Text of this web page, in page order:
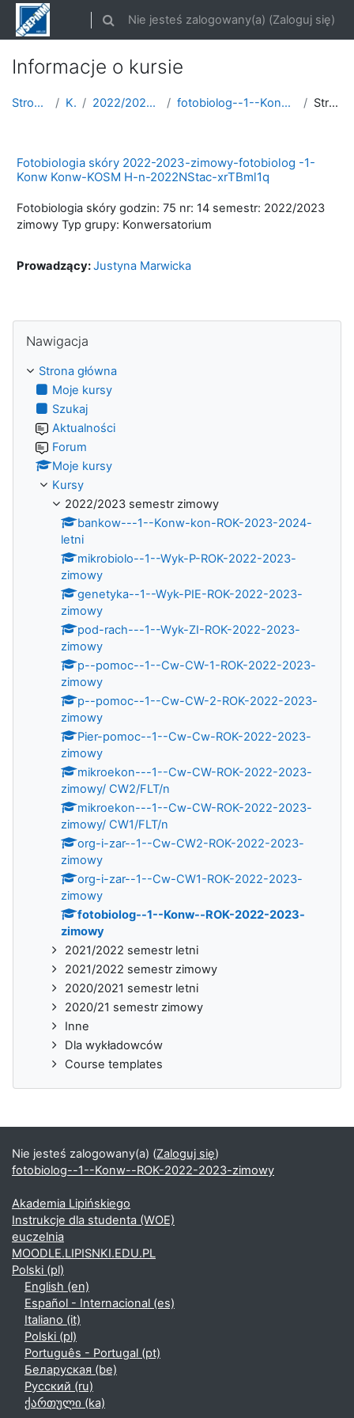
Przejdź do głównej zawartości
Przełącznik wyszukiwarki
Nie jesteś zalogowany(a) (Zaloguj się)
Informacje o kursie
Strona główna Kursy 2022/2023 semestr zimowy fotobiolog--1--Konw--ROK-2022-2023-zimowy Streszczenie
Fotobiologia skóry 2022-2023-zimowy-fotobiolog -1-
Konw Konw-KOSM H-n-2022NStac-xrTBml1q
Fotobiologia skóry godzin: 75 nr: 14 semestr: 2022/2023
zimowy Typ grupy: Konwersatorium
Prowadzący:Justyna Marwicka
Nawigacja
Strona główna
Moje kursy
Szukaj
Aktualności
Forum
Moje kursy
Kursy
2022/2023 semestr zimowy
bankow---1--Konw-kon-ROK-2023-2024-
letni
mikrobiolo--1--Wyk-P-ROK-2022-2023-
zimowy
genetyka--1--Wyk-PIE-ROK-2022-2023-
zimowy
pod-rach---1--Wyk-ZI-ROK-2022-2023-
zimowy
p--pomoc--1--Cw-CW-1-ROK-2022-2023-
zimowy
p--pomoc--1--Cw-CW-2-ROK-2022-2023-
zimowy
Pier-pomoc--1--Cw-Cw-ROK-2022-2023-
zimowy
mikroekon---1--Cw-CW-ROK-2022-2023-
zimowy/ CW2/FLT/n
mikroekon---1--Cw-CW-ROK-2022-2023-
zimowy/ CW1/FLT/n
org-i-zar--1--Cw-CW2-ROK-2022-2023-
zimowy
org-i-zar--1--Cw-CW1-ROK-2022-2023-
zimowy
fotobiolog--1--Konw--ROK-2022-2023-
zimowy
2021/2022 semestr letni
2021/2022 semestr zimowy
2020/2021 semestr letni
2020/21 semestr zimowy
Inne
Dla wykładowców
Course templates
Nie jesteś zalogowany(a) (Zaloguj się)
fotobiolog--1--Konw--ROK-2022-2023-zimowy
Akademia Lipińskiego
Instrukcje dla studenta (WOE)
euczelnia
MOODLE.LIPISNKI.EDU.PL
Polski ‎(pl)‎
English ‎(en)‎
Español - Internacional ‎(es)‎
Italiano ‎(it)‎
Polski ‎(pl)‎
Português - Portugal ‎(pt)‎
Беларуская ‎(be)‎
Русский ‎(ru)‎
ქართული ‎(ka)‎